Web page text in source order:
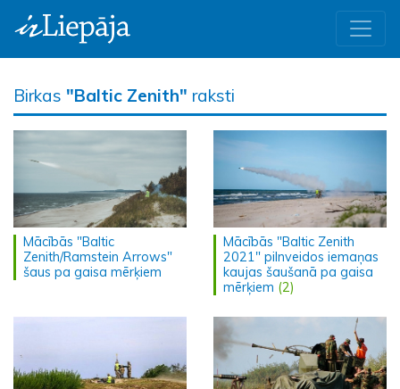
Birkas "Baltic Zenith" raksti
Mācībās "Baltic
Zenith/Ramstein Arrows"
šaus pa gaisa mērķiem
Mācībās "Baltic Zenith
2021" pilnveidos iemaņas
kaujas šaušanā pa gaisa
mērķiem (2)